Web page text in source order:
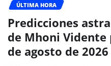
ÚLTIMA HORA
Predicciones
de Mhoni Vidente
de agosto de 2026